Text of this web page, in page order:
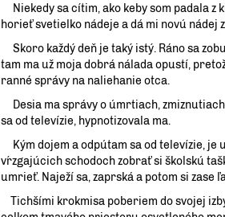
Niekedy sa cítim, ako keby som padala z
horieť svetielko nádeje a dá mi novú nádej
Skoro každý deň je taký istý. Ráno sa
tam ma už moja dobrá nálada opustí,
ranné správy na naliehanie otca.
Desia ma správy o úmrtiach,
sa od televízie, hypnotizovala ma.
Kým dojem a odpútam sa od televízie, je
vŕzgajúcich schodoch zobrať si školskú
umrieť. Naježí sa, zaprská a potom si zase
Tichšími krokmisa poberiem do svojej